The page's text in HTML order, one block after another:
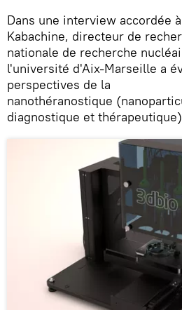
Dans une interview accordée
Kabachine, directeur de
nationale de recherche
l'université d'Aix-Marseille a
perspectives de la
nanothéranostique
diagnostique et